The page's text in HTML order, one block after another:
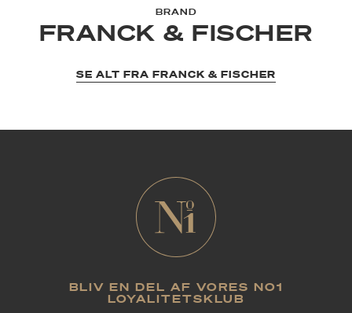
BRAND
FRANCK & FISCHER
SE ALT FRA FRANCK & FISCHER
BLIV EN DEL AF VORES NO1
LOYALITETSKLUB